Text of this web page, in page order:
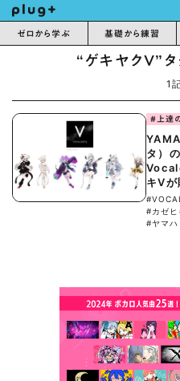
ゼロから学ぶ 基礎から練習
“ゲキヤクV”
1
#上達
タ）
キVが
#カゼヒ
#ヤマハ